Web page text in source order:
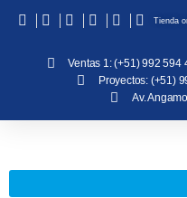
Ventas 1: (+51) 992 594
Proyectos: (+51)
Av.
Tienda